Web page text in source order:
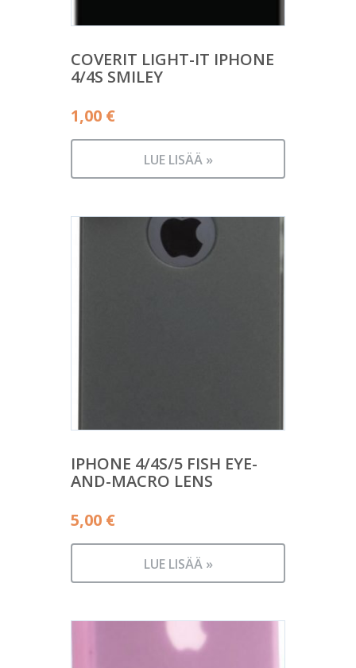
COVERIT LIGHT-IT IPHONE
4/4S SMILEY
1,00 €
LUE LISÄÄ »
IPHONE 4/4S/5 FISH EYE-
AND-MACRO LENS
5,00 €
LUE LISÄÄ »